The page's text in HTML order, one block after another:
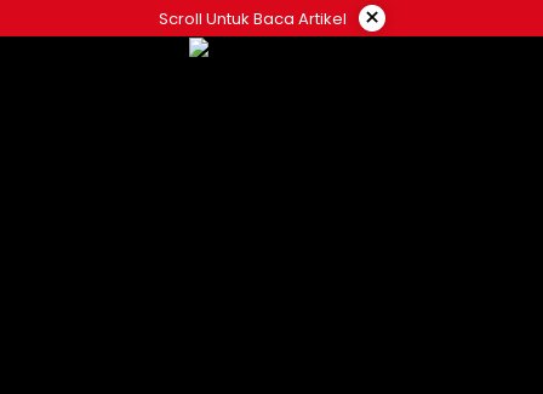
ke
Scroll Untuk Baca Artikel ×